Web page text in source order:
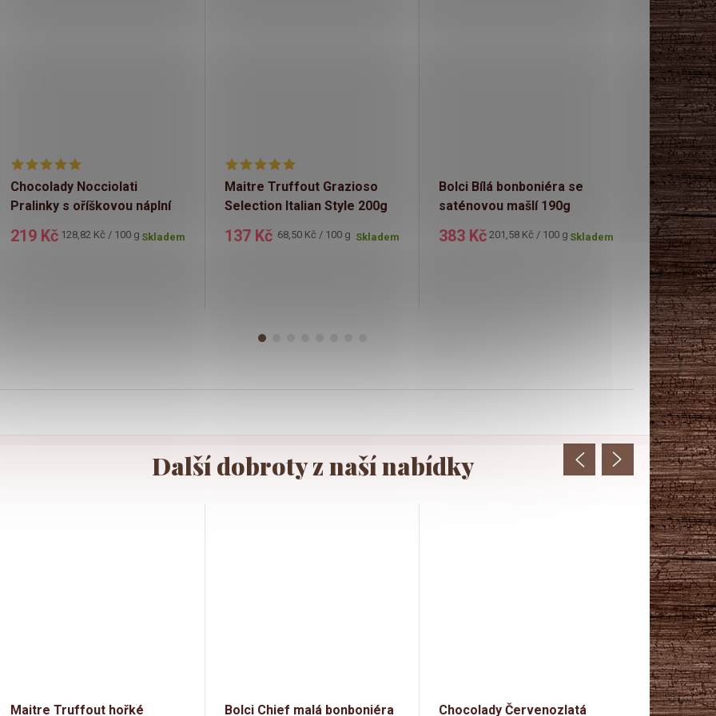
Chocolady Nocciolati
Pralinky s oříškovou náplní
219 Kč Měrná
128,82 Kč / 100 g Skladem
Maitre Truffout Grazioso
Selection Italian Style 200g
137 Kč Měrná
68,50 Kč / 100 g Skladem
Bolci Bílá bonboniéra se
saténovou mašlí 190g
383 Kč Měrná
201,58 Kč / 100 g Skladem
Selllot
květy 40g
49 Kč
Maitre Truffout hořké Bolci Chief malá bonboniéra Chocolady Červenozlatá Born Syn